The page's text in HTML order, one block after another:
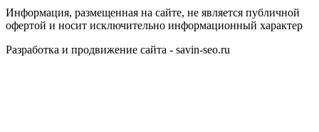
Информация, размещенная на сайте, не является публичной
офертой и носит исключительно информационный характер
Разработка и продвижение сайта - savin-seo.ru